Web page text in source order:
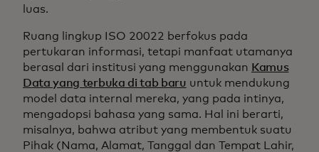
luas.
Ruang lingkup ISO 20022 berfokus pada
pertukaran informasi, tetapi manfaat utamanya
berasal dari institusi yang menggunakan Kamus
Data yang terbuka di tab baru untuk mendukung
model data internal mereka, yang pada intinya,
mengadopsi bahasa yang sama. Hal ini berarti,
misalnya, bahwa atribut yang membentuk suatu
Pihak (Nama, Alamat, Tanggal dan Tempat Lahir,